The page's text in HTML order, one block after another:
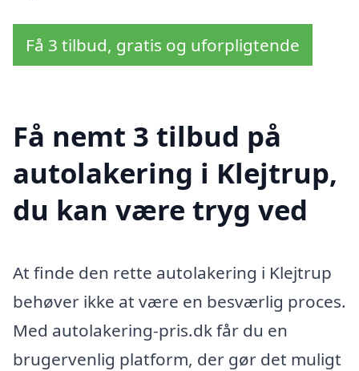
Få 3 tilbud, gratis og uforpligtende
Få nemt 3 tilbud på
autolakering i Klejtrup,
du kan være tryg ved
At finde den rette autolakering i Klejtrup
behøver ikke at være en besværlig proces.
Med autolakering-pris.dk får du en
brugervenlig platform, der gør det muligt